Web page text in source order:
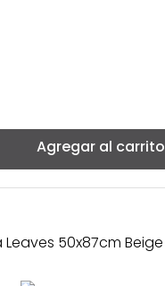
Agregar al carrito
50x87cm Beige